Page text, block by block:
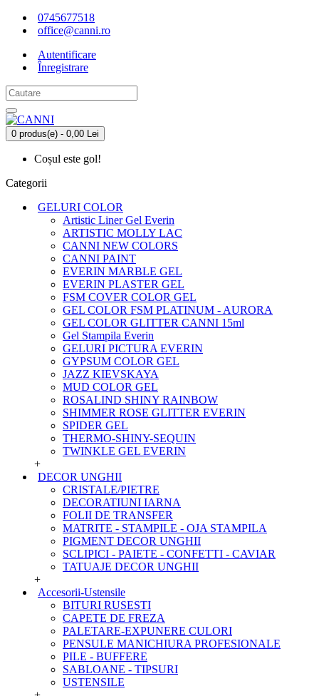
0745677518
office@canni.ro
Autentificare
Înregistrare
0 produs(e) - 0,00 Lei
Coșul este gol!
Categorii
GELURI COLOR
Artistic Liner Gel Everin
ARTISTIC MOLLY LAC
CANNI NEW COLORS
CANNI PAINT
EVERIN MARBLE GEL
EVERIN PLASTER GEL
FSM COVER COLOR GEL
GEL COLOR FSM PLATINUM - AURORA
GEL COLOR GLITTER CANNI 15ml
Gel Stampila Everin
GELURI PICTURA EVERIN
GYPSUM COLOR GEL
JAZZ KIEVSKAYA
MUD COLOR GEL
ROSALIND SHINY RAINBOW
SHIMMER ROSE GLITTER EVERIN
SPIDER GEL
THERMO-SHINY-SEQUIN
TWINKLE GEL EVERIN
+
DECOR UNGHII
CRISTALE/PIETRE
DECORATIUNI IARNA
FOLII DE TRANSFER
MATRITE - STAMPILE - OJA STAMPILA
PIGMENT DECOR UNGHII
SCLIPICI - PAIETE - CONFETTI - CAVIAR
TATUAJE DECOR UNGHII
+
Accesorii-Ustensile
BITURI RUSESTI
CAPETE DE FREZA
PALETARE-EXPUNERE CULORI
PENSULE MANICHIURA PROFESIONALE
PILE - BUFFERE
SABLOANE - TIPSURI
USTENSILE